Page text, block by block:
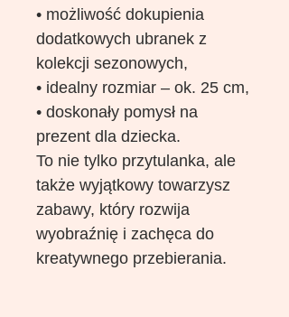
• możliwość dokupienia
dodatkowych ubranek z
kolekcji sezonowych,
• idealny rozmiar – ok. 25 cm,
• doskonały pomysł na
prezent dla dziecka.
To nie tylko przytulanka, ale
także wyjątkowy towarzysz
zabawy, który rozwija
wyobraźnię i zachęca do
kreatywnego przebierania.